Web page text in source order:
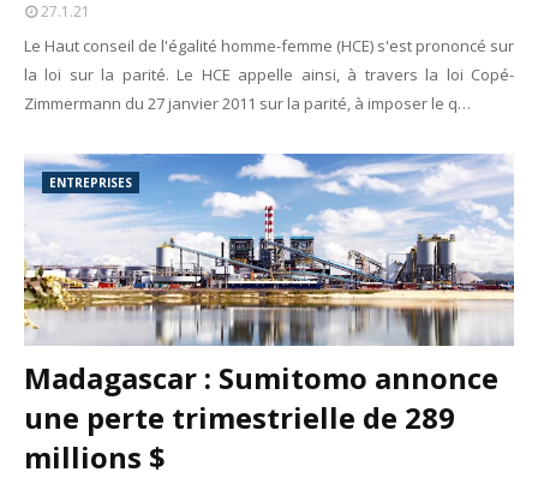
27.1.21
Le Haut conseil de l'égalité homme-femme (HCE) s'est prononcé sur
la loi sur la parité. Le HCE appelle ainsi, à travers la loi Copé-
Zimmermann du 27 janvier 2011 sur la parité, à imposer le q…
ENTREPRISES
Madagascar : Sumitomo annonce
une perte trimestrielle de 289
millions $